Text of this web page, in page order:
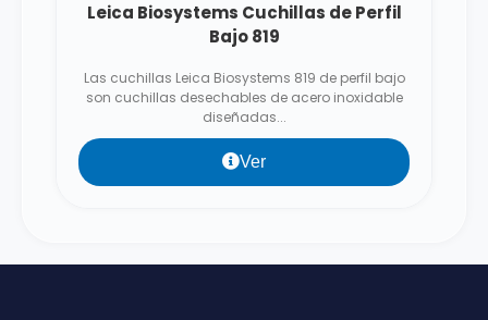
Leica Biosystems Cuchillas de Perfil
Bajo 819
Las cuchillas Leica Biosystems 819 de perfil bajo
son cuchillas desechables de acero inoxidable
diseñadas...
Ver